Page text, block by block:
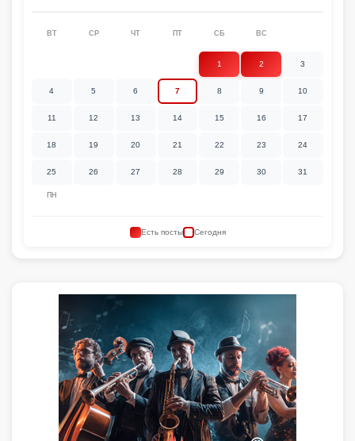
ПН
ВТ СР ЧТ ПТ СБ ВС
1 2 3
4 5 6 7 8 9 10
11 12 13 14 15 16 17
18 19 20 21 22 23 24
25 26 27 28 29 30 31
Есть посты Сегодня